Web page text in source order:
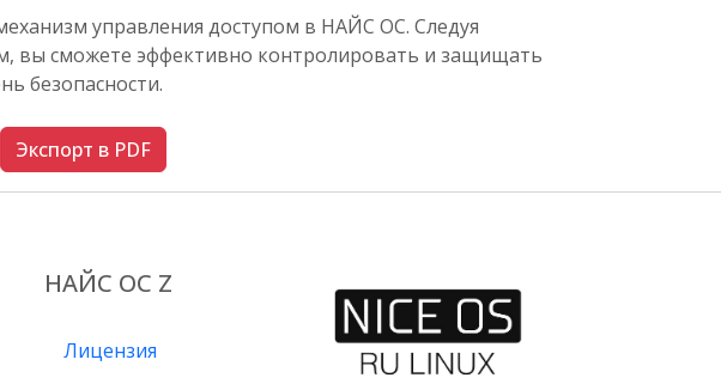
управления доступом в НАЙС ОС. Следуя
вы сможете эффективно контролировать и защищать
безопасности.
Экспорт в PDF
НАЙС ОС Z
Лицензия